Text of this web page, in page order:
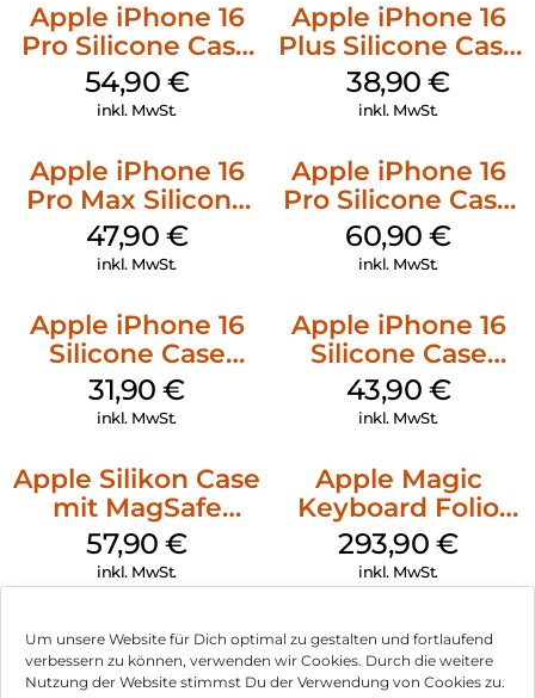
Um unsere Website für Dich optimal zu gestalten und fortlaufend
verbessern zu können, verwenden wir Cookies. Durch die weitere
Nutzung der Website stimmst Du der Verwendung von Cookies zu.
Apple iPhone 16
Pro Silicone Case
MagSafe Black
54,90 €
inkl. MwSt.
Apple iPhone 16
Plus Silicone Case
MagSafe Denim
38,90€
inkl. MwSt.
Apple iPhone 16
Pro Max Silicone
Case MagSafe
Black
47,90 €
inkl. MwSt.
Apple iPhone 16
Pro Silicone Case
MagSafe Stone
Gray
60,90€
inkl. MwSt.
Apple iPhone 16
Silicone Case
MagSafe Fuchsia
31,90€
inkl. MwSt.
Apple iPhone 16
Silicone Case
MagSafe Plum
43,90 €
inkl. MwSt.
Apple Silikon Case
mit MagSafe
iPhone 14 Pro
(PRODUCT)RED
57,90€
inkl. MwSt.
Apple Magic
Keyboard Folio
iPad 10.9″ (10.Gen.)
Weiß
293,90€
inkl. MwSt.